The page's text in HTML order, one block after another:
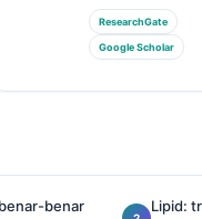
ResearchGate
Google Scholar
benar
Lipid: